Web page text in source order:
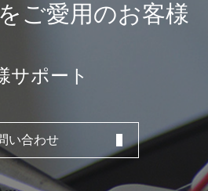
ご愛用のお客様
サポート
い合わせ